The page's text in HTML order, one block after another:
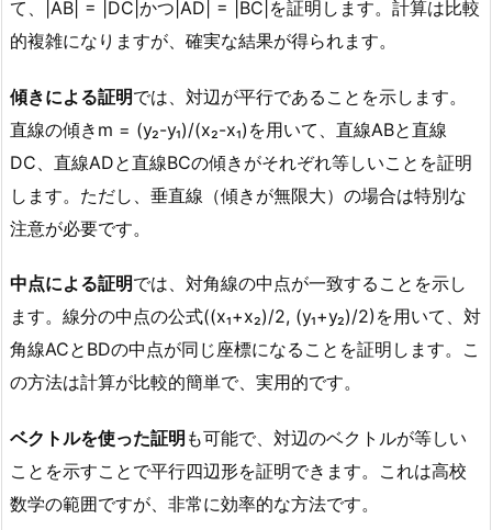
て、|AB| = |DC|かつ|AD| = |BC|を証明します。計算は比較
的複雑になりますが、確実な結果が得られます。
傾きによる証明では、対辺が平行であることを示します。
直線の傾きm = (y₂-y₁)/(x₂-x₁)を用いて、直線ABと直線
DC、直線ADと直線BCの傾きがそれぞれ等しいことを証明
します。ただし、垂直線（傾きが無限大）の場合は特別な
注意が必要です。
中点による証明では、対角線の中点が一致することを示し
ます。線分の中点の公式((x₁+x₂)/2, (y₁+y₂)/2)を用いて、対
角線ACとBDの中点が同じ座標になることを証明します。こ
の方法は計算が比較的簡単で、実用的です。
ベクトルを使った証明 も可能で、対辺のベクトルが等しい
ことを示すことで平行四辺形を証明できます。これは高校
数学の範囲ですが、非常に効率的な方法です。